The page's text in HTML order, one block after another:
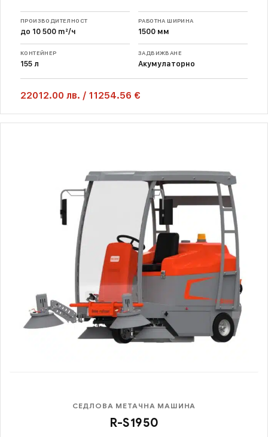
ПРОИЗВОДИТЕЛНОСТ
до 10 500 m²/ч
РАБОТНА ШИРИНА
1500 мм
КОНТЕЙНЕР
155 л
ЗАДВИЖВАНЕ
Акумулаторно
22012.00 лв. / 11254.56 €
СЕДЛОВА МЕТАЧНА МАШИНА
R-S1950